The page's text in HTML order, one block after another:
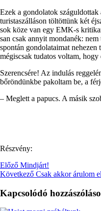
Ezek a gondolatok
turistaszálláson töltöttünk két
sok köze van egy EMK-s
san csak annyit mondanék:
spontán gondolataimat
mégiscsak tudatos voltam,
Szerencsére! Az indulás
bőröndünkbe pakoltam be, a
– Meglett a papucs. A másik
Részvény:
Előző Mindjárt!
Következő Csak akkor árulom
Kapcsolódó